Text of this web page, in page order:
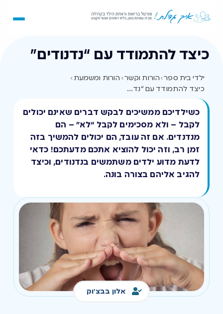
כיצד להתמודד עם “נדנודים”
ילדי בית ספר›הורות וקשר› הורות ומשמעת›
כיצד להתמודד עם “נדנודים”
כשילדיכם ממשיכים לבקש דברים שאינם יכולים
לקבל – ולא מסכימים לקבל “לא” – הם
מנדנדים. אם זה עובד, הם יכולים להמשיך בזה
זמן רב, וזה יכול להוציא אתכם מדעתכם! כדאי
לדעת מדוע ילדים משתמשים בנדנודים, וכיצד
להגיב אליהם בצורה בונה.
אלון בבצ'וק